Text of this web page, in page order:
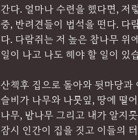
간다. 얼마나 수련을 했다면, 저
중, 반려견들이 법석을 떤다. 다
다. 다람쥐는 저 높은 참나무 위
일이 나고 나도 해야 할 일이 있
산책후 집으로 돌아와 뒷마당과
슬비가 나무와 나뭇잎, 땅에 떨
나무, 밤나무 그리고 내가 알지
잠시 인간이 집을 짓고 이들의